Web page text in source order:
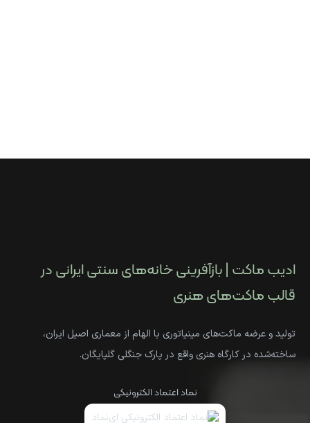
ادیب ماکت | بازآفرینی خانه‌های سنتی ایرانی در
قالب ماکت‌های هنری
تولید و عرضه ماکت‌های مینیاتوری با الهام از معماری اصیل ایران،
ساخته‌شده در کارگاه هنری واقع در پارک جنگلی گلپایگان.
نماد اعتماد الکترونیکی